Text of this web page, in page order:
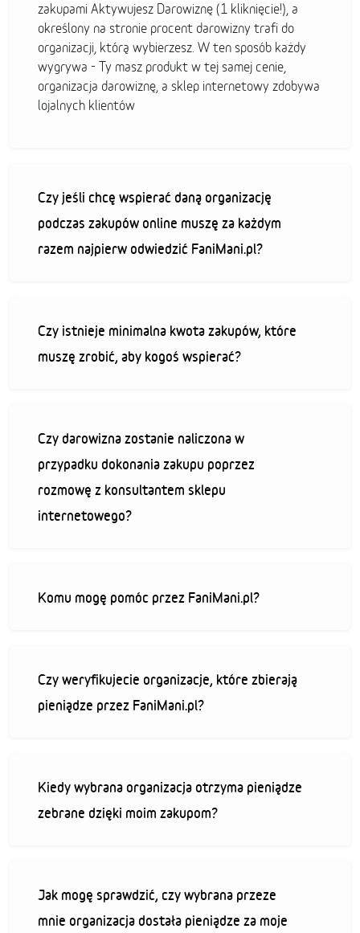
zakupami Aktywujesz Darowiznę (1 kliknięcie!), a
określony na stronie procent darowizny trafi do
organizacji, którą wybierzesz. W ten sposób każdy
wygrywa - Ty masz produkt w tej samej cenie,
organizacja darowiznę, a sklep internetowy zdobywa
lojalnych klientów
Czy jeśli chcę wspierać daną organizację
podczas zakupów online muszę za każdym
razem najpierw odwiedzić FaniMani.pl?
Czy istnieje minimalna kwota zakupów, które
muszę zrobić, aby kogoś wspierać?
Czy darowizna zostanie naliczona w
przypadku dokonania zakupu poprzez
rozmowę z konsultantem sklepu
internetowego?
Komu mogę pomóc przez FaniMani.pl?
Czy weryfikujecie organizacje, które zbierają
pieniądze przez FaniMani.pl?
Kiedy wybrana organizacja otrzyma pieniądze
zebrane dzięki moim zakupom?
Jak mogę sprawdzić, czy wybrana przeze
mnie organizacja dostała pieniądze za moje